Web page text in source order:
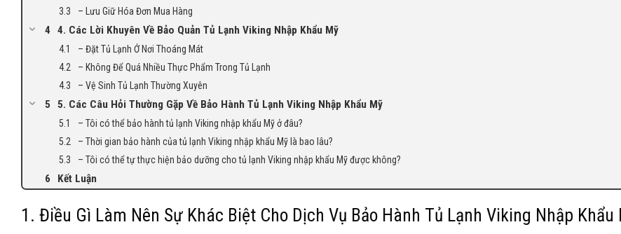
– Lưu Giữ Hóa Đơn Mua Hàng
4. Các Lời Khuyên Về Bảo Quản Tủ Lạnh Viking Nhập Khẩu Mỹ
– Đặt Tủ Lạnh Ở Nơi Thoáng Mát
– Không Để Quá Nhiều Thực Phẩm Trong Tủ Lạnh
– Vệ Sinh Tủ Lạnh Thường Xuyên
5. Các Câu Hỏi Thường Gặp Về Bảo Hành Tủ Lạnh Viking Nhập Khẩu Mỹ
– Tôi có thể bảo hành tủ lạnh Viking nhập khẩu Mỹ ở đâu?
– Thời gian bảo hành của tủ lạnh Viking nhập khẩu Mỹ là bao lâu?
– Tôi có thể tự thực hiện bảo dưỡng cho tủ lạnh Viking nhập khẩu Mỹ được không?
Kết Luận
1. Điều Gì Làm Nên Sự Khác Biệt Cho Dịch Vụ Bảo Hành Tủ Lạnh Viking Nhập Khẩu